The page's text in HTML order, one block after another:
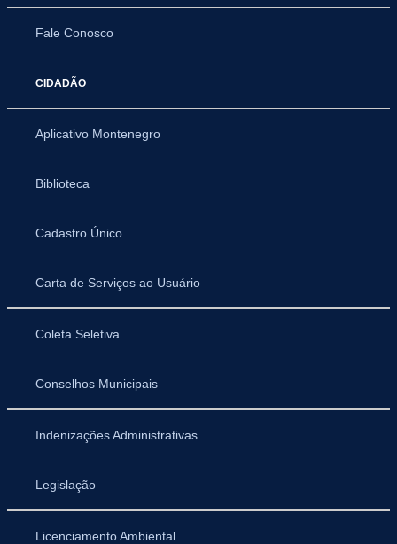
Fale Conosco
CIDADÃO
Aplicativo Montenegro
Biblioteca
Cadastro Único
Carta de Serviços ao Usuário
Coleta Seletiva
Conselhos Municipais
Indenizações Administrativas
Legislação
Licenciamento Ambiental